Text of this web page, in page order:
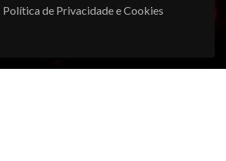
Política de Privacidade e Cookies